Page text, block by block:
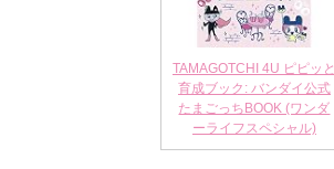
TAMAGOTCHI 4U ピピッと
育成ブック: バンダイ公式
たまごっちBOOK (ワンダ
ーライフスペシャル)